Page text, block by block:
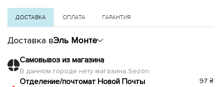
ДОСТАВКА ОПЛАТА ГАРАНТИЯ
Доставка вЭль Монте
Самовывоз из магазина
В данном городе нету магазина Sezon
Отделение/почтомат Новой Почты 97 ₴